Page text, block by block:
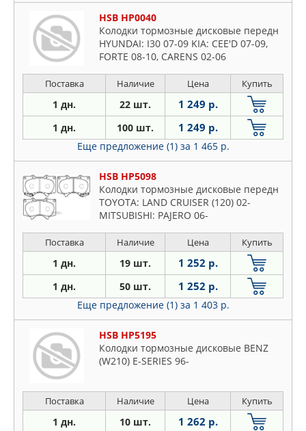
HSB HP0040
Колодки тормозные дисковые передн
HYUNDAI: I30 07-09 KIA: CEE'D 07-09,
FORTE 08-10, CARENS 02-06
Поставка Наличие Цена Купить
1 дн. 22 шт. 1 249 р.
1 дн. 100 шт. 1 249 р.
Еще предложение (1) за 1 465 р.
HSB HP5098
Колодки тормозные дисковые передн
TOYOTA: LAND CRUISER (120) 02-
MITSUBISHI: PAJERO 06-
Поставка Наличие Цена Купить
1 дн. 19 шт. 1 252 р.
1 дн. 50 шт. 1 252 р.
Еще предложение (1) за 1 403 р.
HSB HP5195
Колодки тормозные дисковые BENZ
(W210) E-SERIES 96-
Поставка Наличие Цена Купить
1 дн. 10 шт. 1 262 р.